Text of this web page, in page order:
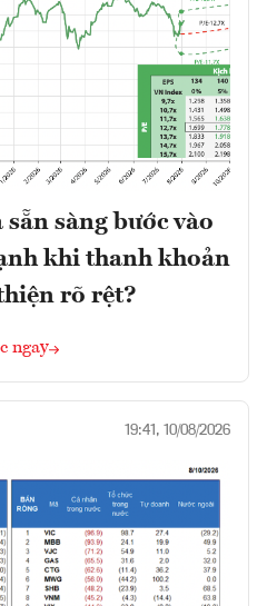
sàng bước vào
khi thanh khoản
rõ rệt?
ngay
19:41, 10/08/2026